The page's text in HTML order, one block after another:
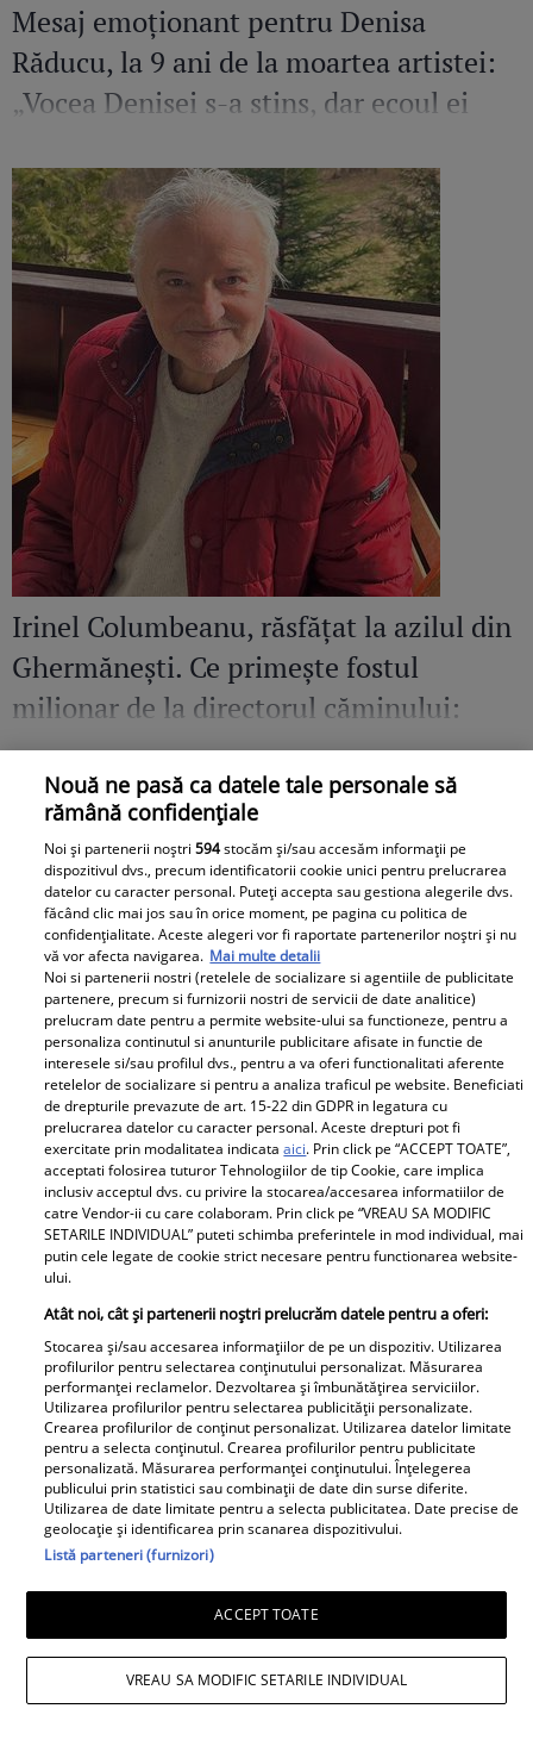
Mesaj emoționant pentru Denisa
Răducu, la 9 ani de la moartea artistei:
„Vocea Denisei s-a stins, dar ecoul ei
Irinel Columbeanu, răsfățat la azilul din
Ghermănești. Ce primește fostul
milionar de la directorul căminului:
„Văd cât de mult se bucură”
Daniela Nane, dezvăluiri după
despărțirea de Octavian Ene. Cum se
simte actrița: „Nu simt nicio lipsă”
Nouă ne pasă ca datele tale personale să
rămână confidențiale
Noi și partenerii noștri594stocăm și/sau accesăm informații pe
dispozitivul dvs., precum identificatorii cookie unici pentru prelucrarea
datelor cu caracter personal. Puteți accepta sau gestiona alegerile dvs.
făcând clic mai jos sau în orice moment, pe pagina cu politica de
confidențialitate. Aceste alegeri vor fi raportate partenerilor noștri și nu
vă vor afecta navigarea. Mai multe detalii
Noi si partenerii nostri (retelele de socializare si agentiile de publicitate
partenere, precum si furnizorii nostri de servicii de date analitice)
prelucram date pentru a permite website-ului sa functioneze, pentru a
personaliza continutul si anunturile publicitare afisate in functie de
interesele si/sau profilul dvs., pentru a va oferi functionalitati aferente
retelelor de socializare si pentru a analiza traficul pe website. Beneficiati
de drepturile prevazute de art. 15-22 din GDPR in legatura cu
prelucrarea datelor cu caracter personal. Aceste drepturi pot fi
exercitate prin modalitatea indicataaici. Prin click pe “ACCEPT TOATE”,
acceptati folosirea tuturor Tehnologiilor de tip Cookie, care implica
inclusiv acceptul dvs. cu privire la stocarea/accesarea informatiilor de
catre Vendor-ii cu care colaboram. Prin click pe “VREAU SA MODIFIC
SETARILE INDIVIDUAL” puteti schimba preferintele in mod individual, mai
putin cele legate de cookie strict necesare pentru functionarea website-
ului.
Atât noi, cât și partenerii noștri prelucrăm datele pentru a oferi:
Stocarea și/sau accesarea informațiilor de pe un dispozitiv. Utilizarea
profilurilor pentru selectarea conținutului personalizat. Măsurarea
performanței reclamelor. Dezvoltarea și îmbunătățirea serviciilor.
Utilizarea profilurilor pentru selectarea publicității personalizate.
Crearea profilurilor de conținut personalizat. Utilizarea datelor limitate
pentru a selecta conținutul. Crearea profilurilor pentru publicitate
personalizată. Măsurarea performanței conținutului. Înțelegerea
publicului prin statistici sau combinații de date din surse diferite.
Utilizarea de date limitate pentru a selecta publicitatea. Date precise de
geolocație și identificarea prin scanarea dispozitivului.
Listă parteneri (furnizori)
ACCEPT TOATE
VREAU SA MODIFIC SETARILE INDIVIDUAL